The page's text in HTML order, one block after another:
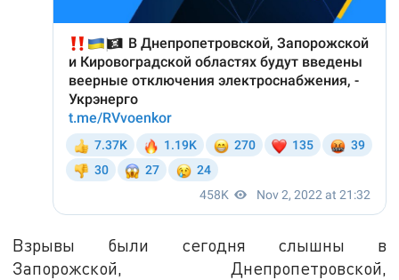
Взрывы были сегодня слышны в
Запорожской, Днепропетровской,